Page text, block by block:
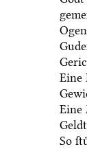
Eine
Eine
So